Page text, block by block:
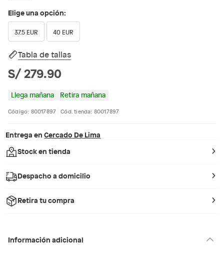
Elige una opción:
37.5 EUR 40 EUR
Tabla de tallas
S/ 279.90
Llega mañana Retira mañana
Código: 80017897 Cód. tienda: 80017897
Entrega en Cercado De Lima
Stock en tienda
Despacho a domicilio
Retira tu compra
Información adicional